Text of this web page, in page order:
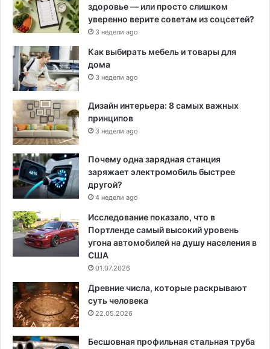
здоровье — или просто слишком
уверенно верите советам из соцсетей?
3 недели ago
Как выбирать мебель и товары для
дома
3 недели ago
Дизайн интерьера: 8 самых важных
принципов
3 недели ago
Почему одна зарядная станция
заряжает электромобиль быстрее
другой?
4 недели ago
Исследование показало, что в
Портленде самый высокий уровень
угона автомобилей на душу населения в
США
01.07.2026
Древние числа, которые раскрывают
суть человека
22.05.2026
Бесшовная профильная стальная труба